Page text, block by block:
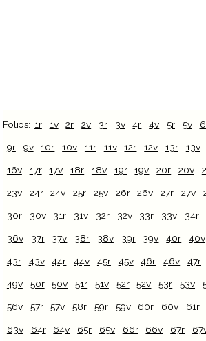
Folios: 1r 1v 2r 2v 3r 3v 4r 4v 5r 5v
9r 9v 10r 10v 11r 11v 12r 12v 13r 13v
16v 17r 17v 18r 18v 19r 19v 20r 20v
23v 24r 24v 25r 25v 26r 26v 27r 27v
30r 30v 31r 31v 32r 32v 33r 33v 34r
36v 37r 37v 38r 38v 39r 39v 40r 40v
43r 43v 44r 44v 45r 45v 46r 46v 47r
49v 50r 50v 51r 51v 52r 52v 53r 53v
56v 57r 57v 58r 59r 59v 60r 60v 61r
63v 64r 64v 65r 65v 66r 66v 67r